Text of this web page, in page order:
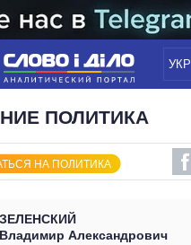
УКР
НОВОСТИ
ПОЛИТИКА
ЭКОНОМИКА
МИР
ОБЕЩАНИЯ
ИНФОГРАФИКА
ПОЛИТИКА
НА ПОЛИТИКА
ЗЕЛЕНСКИЙ
Владимир Александрович